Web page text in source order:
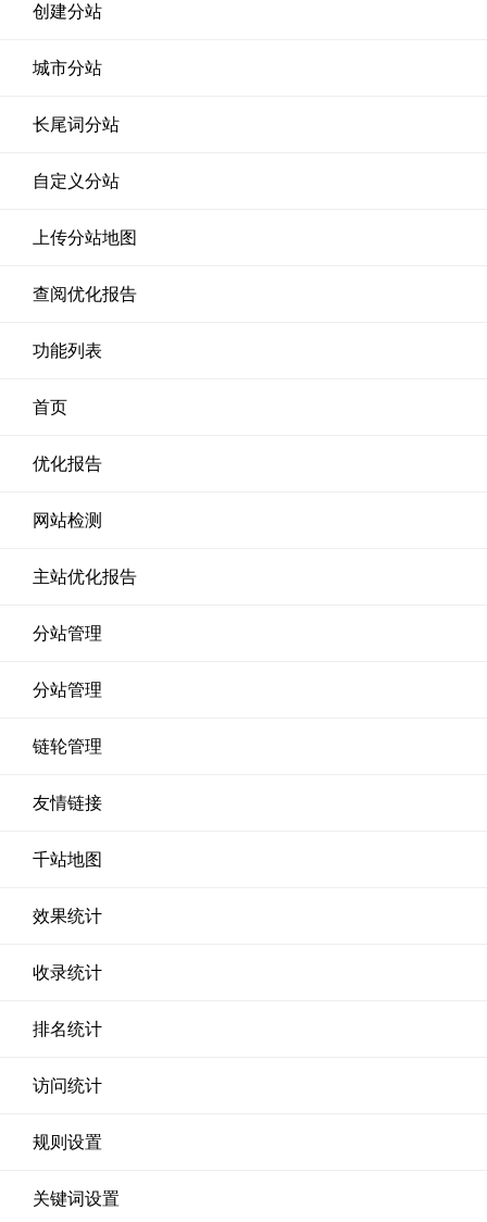
创建分站
城市分站
长尾词分站
自定义分站
上传分站地图
查阅优化报告
功能列表
首页
优化报告
网站检测
主站优化报告
分站管理
分站管理
链轮管理
友情链接
千站地图
效果统计
收录统计
排名统计
访问统计
规则设置
关键词设置